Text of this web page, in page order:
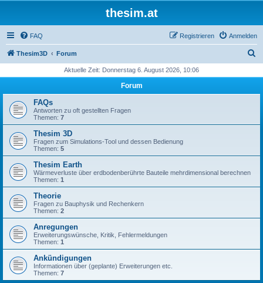
thesim.at
FAQ Anmelden
Registrieren
Thesim3D Forum
h
Aktuelle Zeit: Donnerstag 6. August 2026, 10:06
Forum
FAQs
Antworten zu oft gestellten Fragen
Themen: 7
Thesim 3D
Fragen zum Simulations-Tool und dessen Bedienung
Themen: 5
Thesim Earth
Wärmeverluste über erdbodenberührte Bauteile mehrdimensional berechnen
Themen: 1
Theorie
Fragen zu Bauphysik und Rechenkern
Themen: 2
Anregungen
Erweiterungswünsche, Kritik, Fehlermeldungen
Themen: 1
Ankündigungen
Informationen über (geplante) Erweiterungen etc.
Themen: 7